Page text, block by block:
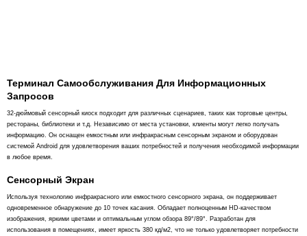
Терминал Самообслуживания Для Информационных
Запросов
32-дюймовый сенсорный киоск подходит для различных сценариев, таких как торговые центры,
рестораны, библиотеки и т.д. Независимо от места установки, клиенты могут легко получать
информацию. Он оснащен емкостным или инфракрасным сенсорным экраном и оборудован
системой Android для удовлетворения ваших потребностей и получения необходимой информации
в любое время.
Сенсорный Экран
Используя технологию инфракрасного или емкостного сенсорного экрана, он поддерживает
одновременное обнаружение до 10 точек касания. Обладает полноценным HD-качеством
изображения, яркими цветами и оптимальным углом обзора 89°/89°. Разработан для
использования в помещениях, имеет яркость 380 кд/м2, что не только удовлетворяет потребности